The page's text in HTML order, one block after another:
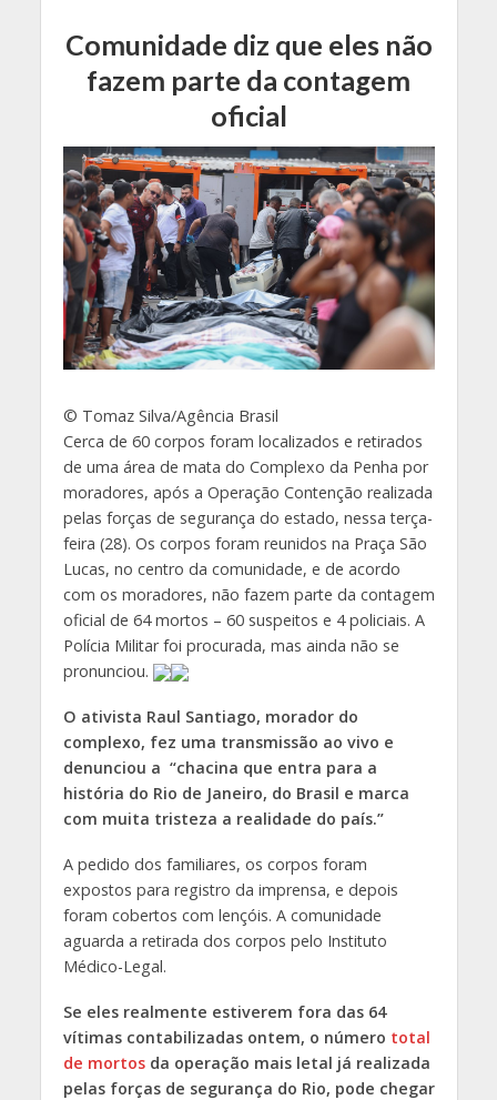
Comunidade diz que eles não
fazem parte da contagem
oficial
© Tomaz Silva/Agência Brasil
Cerca de 60 corpos foram localizados e retirados
de uma área de mata do Complexo da Penha por
moradores, após a Operação Contenção realizada
pelas forças de segurança do estado, nessa terça-
feira (28). Os corpos foram reunidos na Praça São
Lucas, no centro da comunidade, e de acordo
com os moradores, não fazem parte da contagem
oficial de 64 mortos – 60 suspeitos e 4 policiais. A
Polícia Militar foi procurada, mas ainda não se
pronunciou.
O ativista Raul Santiago, morador do
complexo, fez uma transmissão ao vivo e
denunciou a “chacina que entra para a
história do Rio de Janeiro, do Brasil e marca
com muita tristeza a realidade do país.”
A pedido dos familiares, os corpos foram
expostos para registro da imprensa, e depois
foram cobertos com lençóis. A comunidade
aguarda a retirada dos corpos pelo Instituto
Médico-Legal.
Se eles realmente estiverem fora das 64
vítimas contabilizadas ontem, o número total
de mortosda operação mais letal já realizada
pelas forças de segurança do Rio, pode chegar